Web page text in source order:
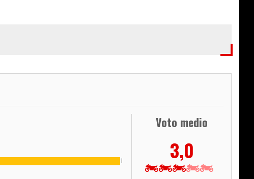
1
Voto medio
3,0